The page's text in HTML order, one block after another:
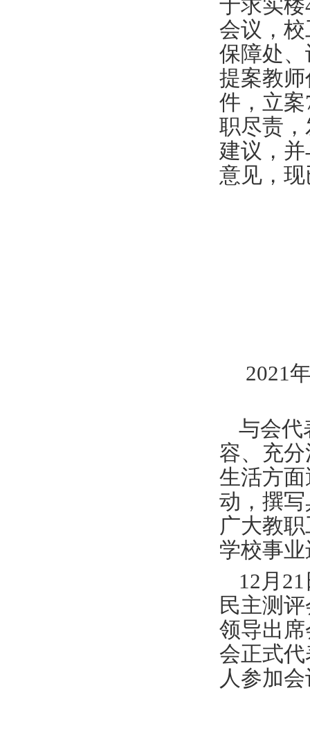
于求实
会议，
保障处
提案教
件，立
职尽责
建议，
意见，
2021
与会代
容、充
生活方
动，撰
广大教
学校事
12月
民主测
领导出
会正式
人参加